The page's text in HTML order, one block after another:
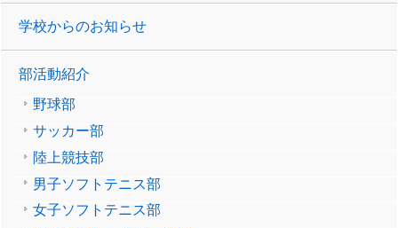
学校からのお知らせ
部活動紹介
野球部
サッカー部
陸上競技部
男子ソフトテニス部
女子ソフトテニス部